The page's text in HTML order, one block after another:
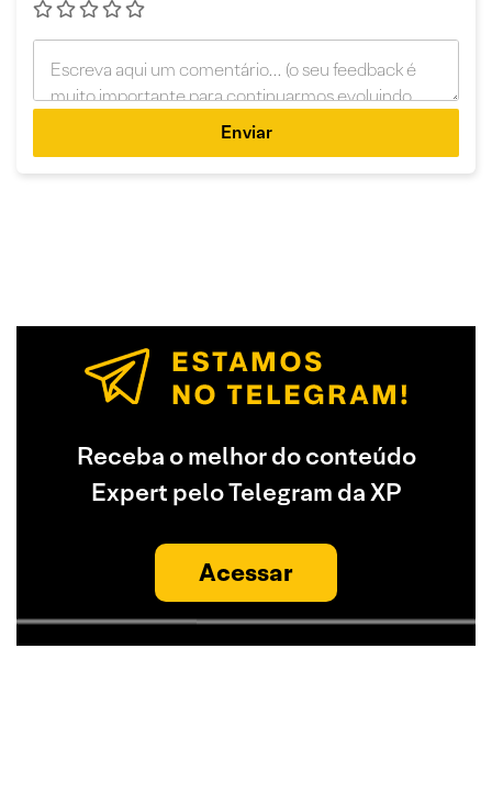
Enviar
Receba o melhor do conteúdo
Expert pelo Telegram da XP
Acessar